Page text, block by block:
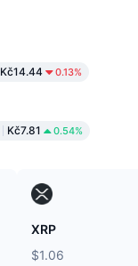
Kč14.44 0.13%
Kč7.81 0.54%
XRP
$1.06